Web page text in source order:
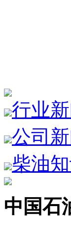
行业
公司
柴油
中国石